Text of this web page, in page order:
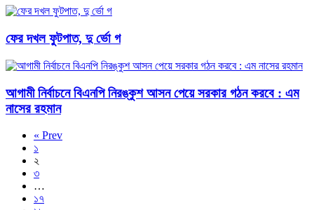
ফের দখল ফুটপাত, দু র্ভো গ
আগামী নির্বাচনে বিএনপি নিরঙ্কুশ আসন পেয়ে সরকার গঠন করবে : এম
নাসের রহমান
« Prev
১
২
৩
…
১৭